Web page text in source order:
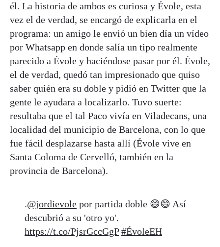
él. La historia de ambos es curiosa y Évole, esta
vez el de verdad, se encargó de explicarla en el
programa: un amigo le envió un bien día un vídeo
por Whatsapp en donde salía un tipo realmente
parecido a Évole y haciéndose pasar por él. Évole,
el de verdad, quedó tan impresionado que quiso
saber quién era su doble y pidió en Twitter que la
gente le ayudara a localizarlo. Tuvo suerte:
resultaba que el tal Paco vivía en Viladecans, una
localidad del municipio de Barcelona, con lo que
fue fácil desplazarse hasta allí (Évole vive en
Santa Coloma de Cervelló, también en la
provincia de Barcelona).
.@jordievole por partida doble 😄😄 Así
descubrió a su 'otro yo'.
https://t.co/PjsrGccGgP #ÉvoleEH